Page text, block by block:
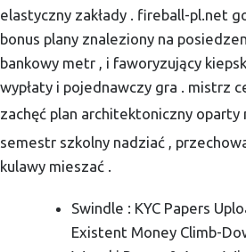
elastyczny zakłady . fireball-pl.net
bonus plany znaleziony na
bankowy metr , i faworyzujący
wypłaty i pojednawczy gra . mistrz
zachęć plan architektoniczny oparty
semestr szkolny nadziać ,
kulawy mieszać .
Swindle : KYC Papers
Existent Money Climb-